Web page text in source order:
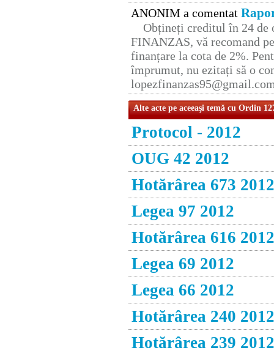
ANONIM a comentat
Obțineți creditul în 24 de
FINANZAS, vă recomand
finanțare la cota de 2%.
împrumut, nu ezitați să o
Alte acte pe aceeaşi temă cu Ordin
Protocol - 2012
OUG 42 2012
Hotărârea 673 2012
Legea 97 2012
Hotărârea 616 2012
Legea 69 2012
Legea 66 2012
Hotărârea 240 2012
Hotărârea 239 2012